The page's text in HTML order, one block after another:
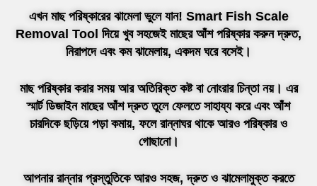
এখন মাছ পরিষ্কারের ঝামেলা ভুলে যান! Smart Fish Scale
Removal Tool দিয়ে খুব সহজেই মাছের আঁশ পরিষ্কার করুন দ্রুত,
নিরাপদে এবং কম ঝামেলায়, একদম ঘরে বসেই।
মাছ পরিষ্কার করার সময় আর অতিরিক্ত কষ্ট বা নোংরার চিন্তা নয়। এর
স্মার্ট ডিজাইন মাছের আঁশ দ্রুত তুলে ফেলতে সাহায্য করে এবং আঁশ
চারদিকে ছড়িয়ে পড়া কমায়, ফলে রান্নাঘর থাকে আরও পরিষ্কার ও
গোছানো।
আপনার রান্নার প্রস্তুতিকে আরও সহজ, দ্রুত ও ঝামেলামুক্ত করতে